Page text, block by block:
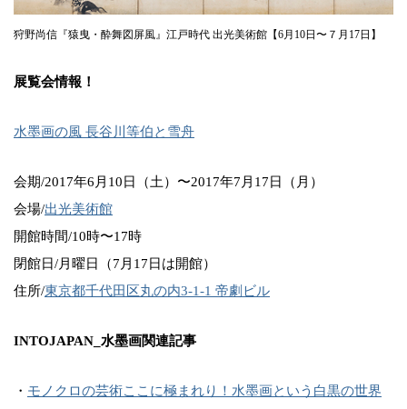
狩野尚信『猿曳・酔舞図屏風』江戸時代 出光美術館【6月10日〜７月17日】
展覧会情報！
水墨画の風 長谷川等伯と雪舟
会期/2017年6月10日（土）〜2017年7月17日（月）
会場/出光美術館
開館時間/10時〜17時
閉館日/月曜日（7月17日は開館）
住所/東京都千代田区丸の内3-1-1 帝劇ビル
INTOJAPAN_水墨画関連記事
・ モノクロの芸術ここに極まれり！水墨画という白黒の世界